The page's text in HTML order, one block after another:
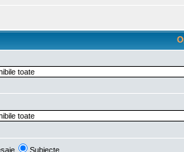
Subiecte